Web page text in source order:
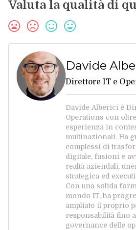
Valuta la qualità di
Davide
Direttore IT e
Davide Alberici è
Operations con
esperienza in
multinazionali. Ha
complessi di
digitale, fusioni e
realtà aziendali,
strategica ed
Con una solida
mondo IT, ha
ampliato il proprio
responsabilità fino
governance delle